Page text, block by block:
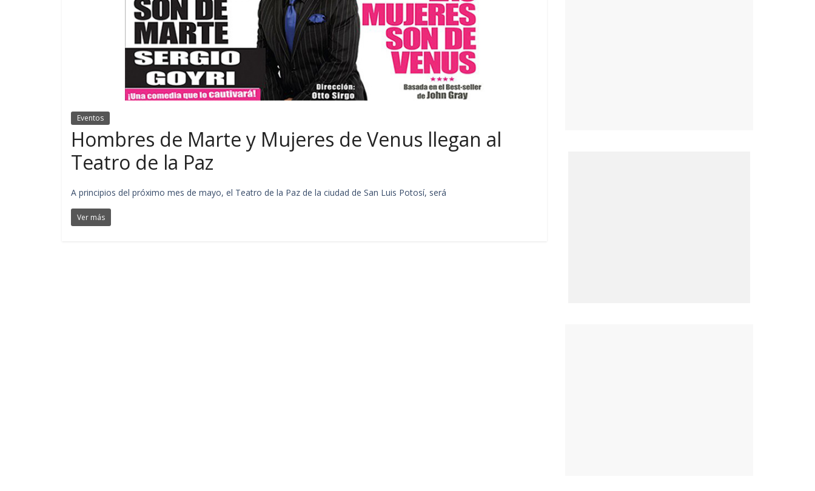
Eventos
Hombres de Marte y Mujeres de Venus llegan al
Teatro de la Paz
A principios del próximo mes de mayo, el Teatro de la Paz de la ciudad de San Luis Potosí, será
Ver más